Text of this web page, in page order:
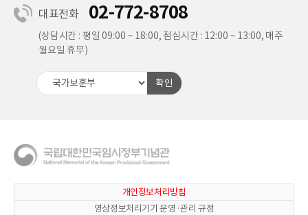
대표전화 02-772-8708
(상담시간 : 평일 09:00 ~ 18:00, 점심시간 : 12:00 ~ 13:00, 매주
월요일 휴무)
확인
개인정보처리방침
영상정보처리기기 운영·관리 규정